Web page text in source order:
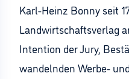
Karl-Heinz Bonny seit
Landwirtschaftsverlag
Intention der Jury,
wandelnden Werbe-